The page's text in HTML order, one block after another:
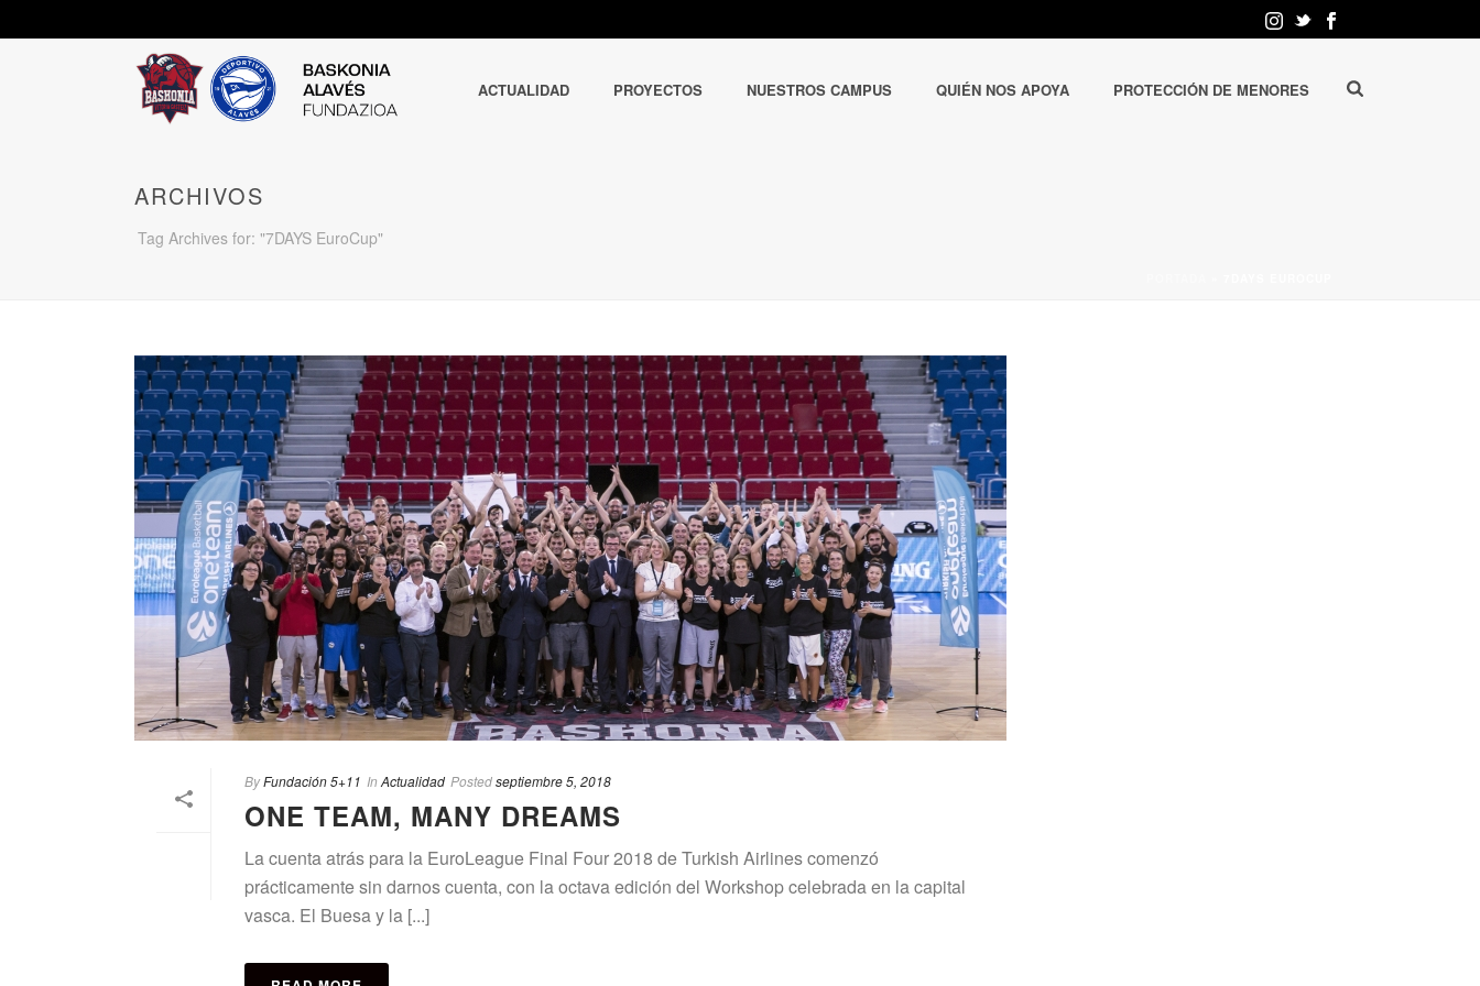
ACTUALIDAD PROYECTOS NUESTROS CAMPUS QUIÉN NOS APOYA PROTECCIÓN DE MENORES
ARCHIVOS
Tag Archives for: "7DAYS EuroCup"
ByFundación 5+11 In Actualidad Postedseptiembre 5, 2018
ONE TEAM, MANY DREAMS
La cuenta atrás para la EuroLeague Final Four 2018 de Turkish Airlines comenzó
prácticamente sin darnos cuenta, con la octava edición del Workshop celebrada en la capital
vasca. El Buesa y la [...]